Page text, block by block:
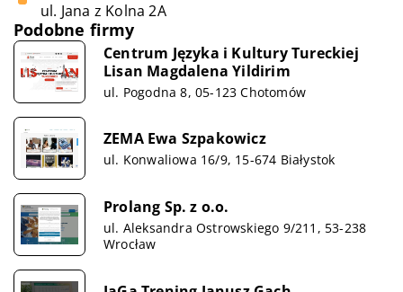
ul. Jana z Kolna 2A
Podobne firmy
Centrum Języka i Kultury Tureckiej
Lisan Magdalena Yildirim
ul. Pogodna 8, 05-123 Chotomów
ZEMA Ewa Szpakowicz
ul. Konwaliowa 16/9, 15-674 Białystok
Prolang Sp. z o.o.
ul. Aleksandra Ostrowskiego 9/211, 53-238
Wrocław